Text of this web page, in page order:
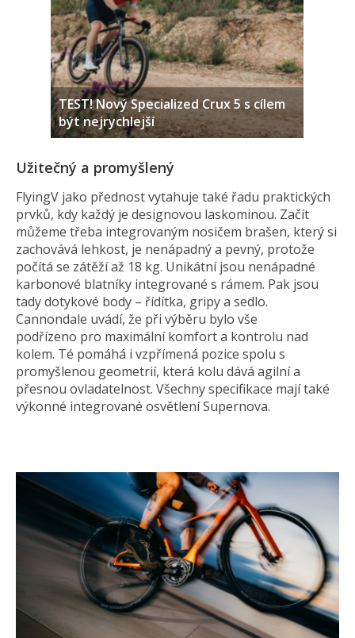
TEST! Nový Specialized Crux 5 s cílem
být nejrychlejší
Užitečný a promyšlený
FlyingV jako přednost vytahuje také řadu praktických
prvků, kdy každý je designovou laskominou. Začít
můžeme třeba integrovaným nosičem brašen, který si
zachovává lehkost, je nenápadný a pevný, protože
počítá se zátěží až 18 kg. Unikátní jsou nenápadné
karbonové blatníky integrované s rámem. Pak jsou
tady dotykové body – řídítka, gripy a sedlo.
Cannondale uvádí, že při výběru bylo vše
podřízeno pro maximální komfort a kontrolu nad
kolem. Té pomáhá i vzpřímená pozice spolu s
promyšlenou geometrií, která kolu dává agilní a
přesnou ovladatelnost. Všechny specifikace mají také
výkonné integrované osvětlení Supernova.